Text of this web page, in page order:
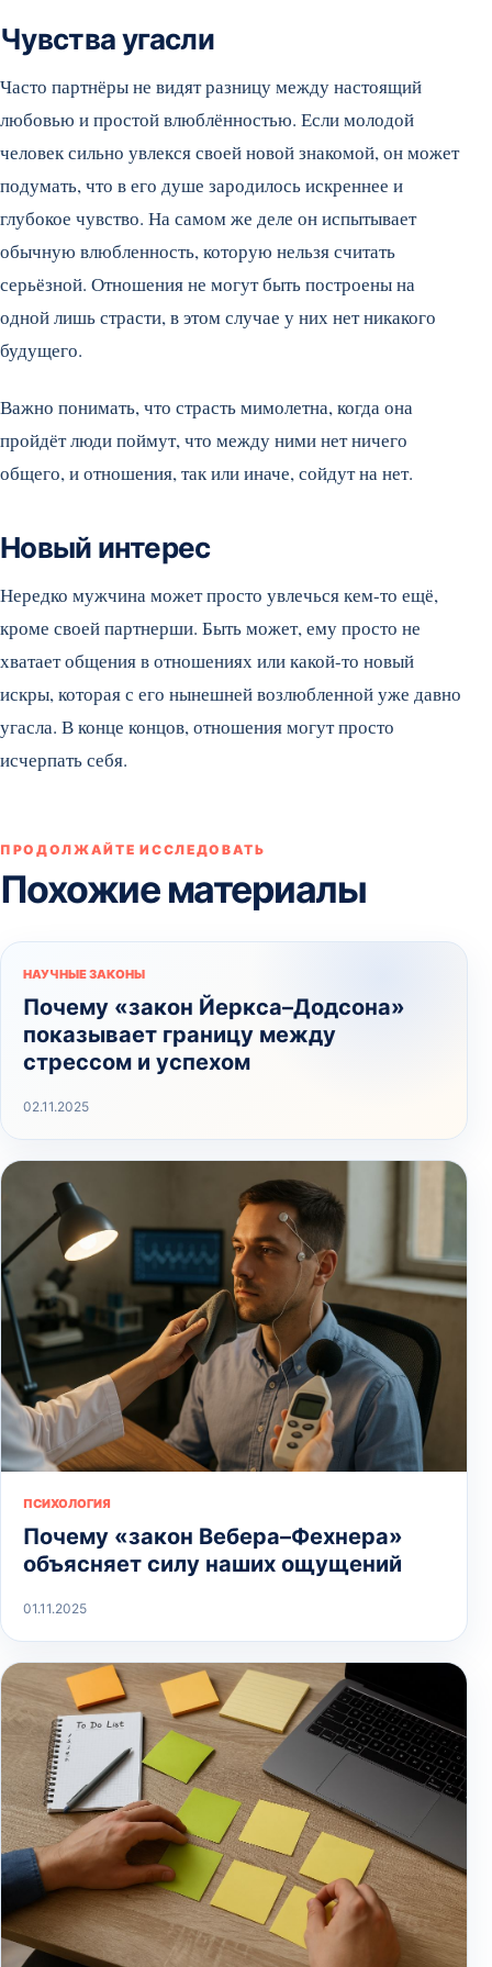
Чувства угасли
Часто партнёры не видят разницу между настоящий
любовью и простой влюблённостью. Если молодой
человек сильно увлекся своей новой знакомой, он может
подумать, что в его душе зародилось искреннее и
глубокое чувство. На самом же деле он испытывает
обычную влюбленность, которую нельзя считать
серьёзной. Отношения не могут быть построены на
одной лишь страсти, в этом случае у них нет никакого
будущего.
Важно понимать, что страсть мимолетна, когда она
пройдёт люди поймут, что между ними нет ничего
общего, и отношения, так или иначе, сойдут на нет.
Новый интерес
Нередко мужчина может просто увлечься кем-то ещё,
кроме своей партнерши. Быть может, ему просто не
хватает общения в отношениях или какой-то новый
искры, которая с его нынешней возлюбленной уже давно
угасла. В конце концов, отношения могут просто
исчерпать себя.
ПРОДОЛЖАЙТЕ ИССЛЕДОВАТЬ
Похожие материалы
НАУЧНЫЕ ЗАКОНЫ
Почему «закон Йеркса–Додсона»
показывает границу между
стрессом и успехом
02.11.2025
ПСИХОЛОГИЯ
Почему «закон Вебера–Фехнера»
объясняет силу наших ощущений
01.11.2025